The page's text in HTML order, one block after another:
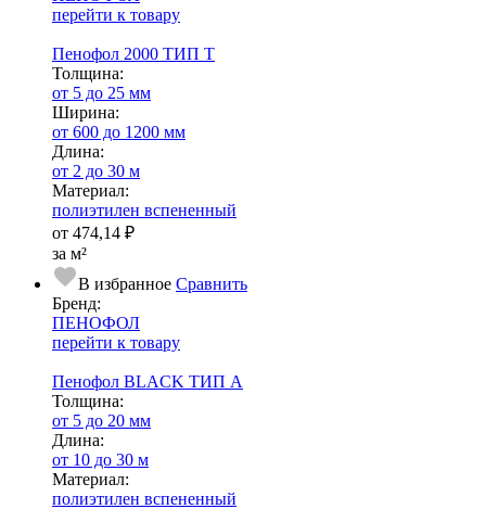
перейти к товару
Пенофол 2000 ТИП Т
Тол­щи­на:
от 5 до 25 мм
Ширина:
от 600 до 1200 мм
Длина:
от 2 до 30 м
Ма­­те­­ри­­ал:
полиэтилен вспененный
от 474,14 ₽
за м²
В избранное Сравнить
Бренд:
ПЕНОФОЛ
перейти к товару
Пенофол BLACK ТИП А
Тол­щи­на:
от 5 до 20 мм
Длина:
от 10 до 30 м
Ма­­те­­ри­­ал:
полиэтилен вспененный